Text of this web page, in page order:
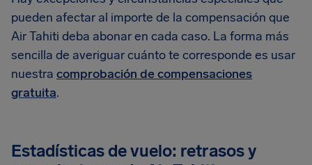
pueden afectar al importe de la compensación que
Air Tahiti deba abonar en cada caso. La forma más
sencilla de averiguar cuánto te corresponde es usar
nuestra comprobación de compensaciones
gratuita.
Estadísticas de vuelo: retrasos y